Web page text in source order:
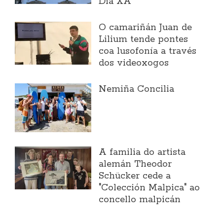
O camariñán Juan de
Lilium tende pontes
coa lusofonía a través
dos videoxogos
Nemiña Concilia
A familia do artista
alemán Theodor
Schücker cede a
"Colección Malpica" ao
concello malpicán